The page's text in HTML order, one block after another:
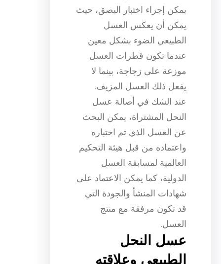
يمكن إجراء اختبار البصق، حيث
يمكن أن يعكس العسل
الطبيعي الضوء بشكل معين
عندما تكون قطرات العسل
موزعة على زجاجة، بينما لا
يفعل ذلك العسل المزيف.
عند الشك في أصالة عسل
النحل المشتراة، يمكن البحث
عن العسل الذي تم اختباره
واعتماده من قبل هيئة التحكيم
العالمية لمسابقة العسل
الدولية، كما يمكن الاعتماد على
شهادات المنشأ والجودة التي
قد تكون مرفقة مع منتج
العسل.
عسل النحل
الطبيعي وعلاقته